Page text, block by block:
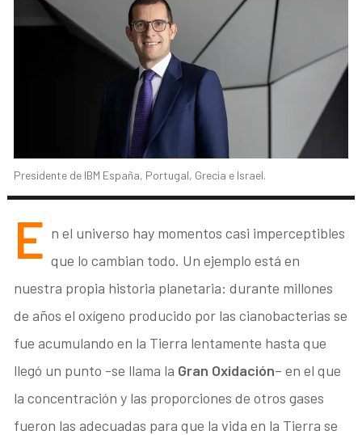
Presidente de IBM España, Portugal, Grecia e Israel.
E n el universo hay momentos casi imperceptibles
que lo cambian todo. Un ejemplo está en
nuestra propia historia planetaria: durante millones
de años el oxígeno producido por las cianobacterias se
fue acumulando en la Tierra lentamente hasta que
llegó un punto -se llama la Gran Oxidación– en el que
la concentración y las proporciones de otros gases
fueron las adecuadas para que la vida en la Tierra se